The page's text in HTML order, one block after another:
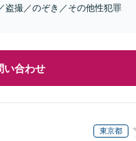
盗撮／のぞき／その他性犯罪
い合わせ
東京都